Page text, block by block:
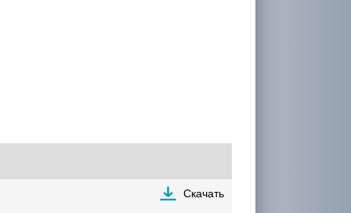
Скачать